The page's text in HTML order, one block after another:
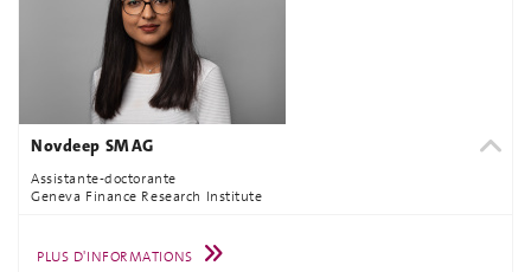
Novdeep SMAG
Assistante-doctorante
Geneva Finance Research Institute
PLUS D'INFORMATIONS